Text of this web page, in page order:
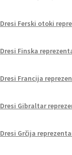
Dresi Ferski otoki
Dresi Finska
Dresi Francija
Dresi Gibraltar
Dresi Grčija